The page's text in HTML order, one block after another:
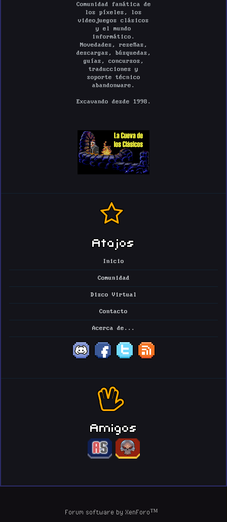
Comunidad fanática de
los píxeles, los
videojuegos clásicos
y el mundo
informático.
Novedades, reseñas,
descargas, búsquedas,
guías, concursos,
traducciones y
soporte técnico
abandonware.
Excavando desde 1998.
Atajos
Inicio
Comunidad
Disco Virtual
Contacto
Acerca de...
Amigos
Forum software by XenForo™